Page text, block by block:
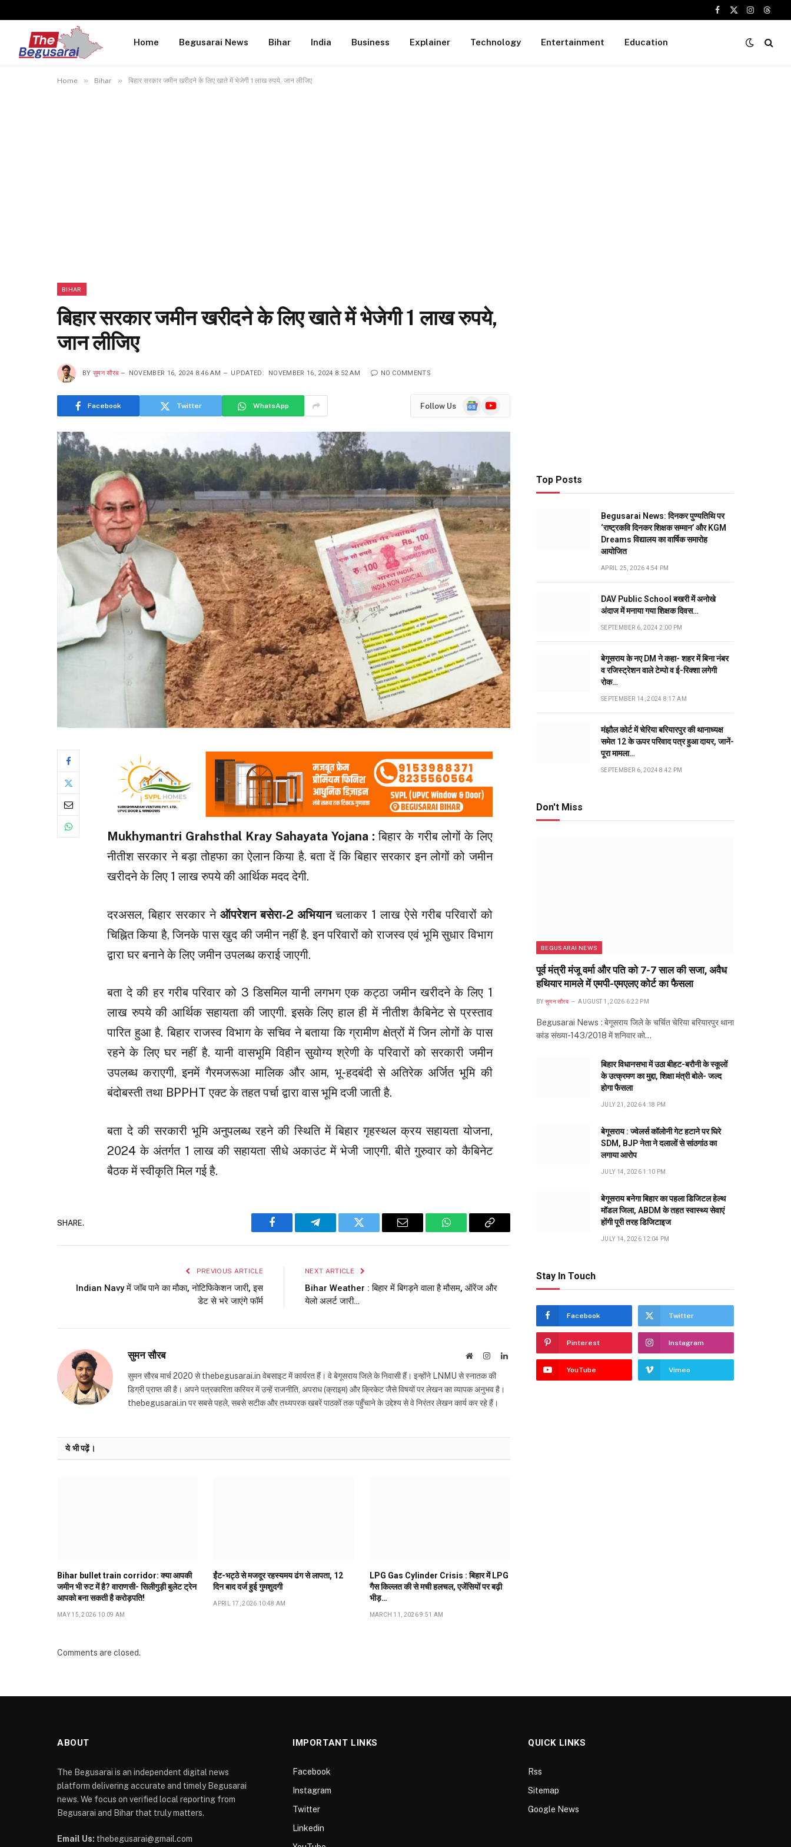
Facebook
X
Instagram
Home Begusarai News Bihar India Business Explainer Technology Entertainment Education
Home » Bihar » बिहार सरकार जमीन खरीदने के लिए खाते में भेजेगी 1 लाख रुपये, जान लीजिए
BIHAR
बिहार सरकार जमीन खरीदने के लिए खाते में भेजेगी 1 लाख रुपये,
जान लीजिए
BY सुमन सौरब NOVEMBER 16, 2024 8:46 AM UPDATED: NOVEMBER 16, 2024 8:52 AM NO COMMENTS
Facebook Twitter WhatsApp Follow Us
GoogleYouTube
Mukhymantri Grahsthal Kray Sahayata Yojana :बिहार के गरीब लोगों के लिए
नीतीश सरकार ने बड़ा तोहफा का ऐलान किया है. बता दें कि बिहार सरकार इन लोगों को जमीन
खरीदने के लिए 1 लाख रुपये की आर्थिक मदद देगी.
दरअसल, बिहार सरकार ने ऑपरेशन बसेरा-2 अभियानचलाकर 1 लाख ऐसे गरीब परिवारों को
चिह्नित किया है, जिनके पास खुद की जमीन नहीं है. इन परिवारों को राजस्व एवं भूमि सुधार विभाग
द्वारा घर बनाने के लिए जमीन उपलब्ध कराई जाएगी.
बता दे की हर गरीब परिवार को 3 डिसमिल यानी लगभग एक कट्ठा जमीन खरीदने के लिए 1
लाख रुपये की आर्थिक सहायता की जाएगी. इसके लिए हाल ही में नीतीश कैबिनेट से प्रस्ताव
पारित हुआ है. बिहार राजस्व विभाग के सचिव ने बताया कि ग्रामीण क्षेत्रों में जिन लोगों के पास
रहने के लिए घर नहीं है. यानी वासभूमि विहीन सुयोग्य श्रेणी के परिवारों को सरकारी जमीन
उपलब्ध कराएगी, इनमें गैरमजरूआ मालिक और आम, भू-हदबंदी से अतिरेक अर्जित भूमि की
बंदोबस्ती तथा BPPHT एक्ट के तहत पर्चा द्वारा वास भूमि दजी जाती है.
बता दे की सरकारी भूमि अनुपलब्ध रहने की स्थिति में बिहार गृहस्थल क्रय सहायता योजना,
2024 के अंतर्गत 1 लाख की सहायता सीधे अकाउंट में भेजी जाएगी. बीते गुरुवार को कैबिनेट
बैठक में स्वीकृति मिल गई है.
SHARE.
Facebook Telegram Twitter Email WhatsAppCopy
PREVIOUS ARTICLE
Indian Navy में जॉब पाने का मौका, नोटिफिकेशन जारी, इस
डेट से भरे जाएंगे फॉर्म
NEXT ARTICLE
Bihar Weather : बिहार में बिगड़ने वाला है मौसम, ऑरेंज और
येलो अलर्ट जारी…
सुमन सौरब WebsiteInstagramLinkedIn
सुमन सौरब मार्च 2020 से thebegusarai.in वेबसाइट में कार्यरत हैं। वे बेगूसराय जिले के निवासी हैं। इन्होंने LNMU से स्नातक की
डिग्री प्राप्त की है। अपने पत्रकारिता करियर में उन्हें राजनीति, अपराध (क्राइम) और क्रिकेट जैसे विषयों पर लेखन का व्यापक अनुभव है।
thebegusarai.in पर सबसे पहले, सबसे सटीक और तथ्यपरक खबरें पाठकों तक पहुँचाने के उद्देश्य से वे निरंतर लेखन कार्य कर रहे हैं।
ये भी पढ़ें।
Bihar bullet train corridor: क्या आपकी
जमीन भी रुट में है? वाराणसी- सिलीगुड़ी बुलेट ट्रेन
आपको बना सकती है करोड़पति!
MAY 15, 2026 10:09 AM
ईंट-भट्ठे से मजदूर रहस्यमय ढंग से लापता, 12
दिन बाद दर्ज हुई गुमशुदगी
APRIL 17, 2026 10:48 AM
LPG Gas Cylinder Crisis : बिहार में LPG
गैस किल्लत की से मची हलचल, एजेंसियों पर बढ़ी
भीड़…
MARCH 11, 2026 9:51 AM
Comments are closed.
Top Posts
Begusarai News: दिनकर पुण्यतिथि पर
‘राष्ट्रकवि दिनकर शिक्षक सम्मान’ और KGM
Dreams विद्यालय का वार्षिक समारोह
आयोजित
APRIL 25, 2026 4:54 PM
DAV Public School बखरी में अनोखे
अंदाज में मनाया गया शिक्षक दिवस…
SEPTEMBER 6, 2024 2:00 PM
बेगूसराय के नए DM ने कहा- शहर में बिना नंबर
व रजिस्ट्रेशन वाले टेम्पो व ई-रिक्शा लगेगी
रोक…
SEPTEMBER 14, 2024 8:17 AM
मंझौल कोर्ट में चेरिया बरियारपुर की थानाध्यक्ष
समेत 12 के ऊपर परिवाद पत्र हुआ दायर, जानें-
पूरा मामला…
SEPTEMBER 6, 2024 8:42 PM
Don't Miss
BEGUSARAI NEWS
पूर्व मंत्री मंजू वर्मा और पति को 7-7 साल की सजा, अवैध
हथियार मामले में एमपी-एमएलए कोर्ट का फैसला
BY सुमन सौरब AUGUST 1, 2026 6:22 PM
Begusarai News : बेगूसराय जिले के चर्चित चेरिया बरियारपुर थाना
कांड संख्या-143/2018 में शनिवार को…
बिहार विधानसभा में उठा बीहट-बरौनी के स्कूलों
के उत्क्रमण का मुद्दा, शिक्षा मंत्री बोले- जल्द
होगा फैसला
JULY 21, 2026 4:18 PM
बेगूसराय : ज्वेलर्स कॉलोनी गेट हटाने पर घिरे
SDM, BJP नेता ने दलालों से सांठगांठ का
लगाया आरोप
JULY 14, 2026 1:10 PM
बेगूसराय बनेगा बिहार का पहला डिजिटल हेल्थ
मॉडल जिला, ABDM के तहत स्वास्थ्य सेवाएं
होंगी पूरी तरह डिजिटाइज
JULY 14, 2026 12:04 PM
Stay In Touch
Facebook Twitter
Pinterest Instagram
YouTube Vimeo
ABOUT
The Begusarai is an independent digital news
platform delivering accurate and timely Begusarai
news. We focus on verified local reporting from
Begusarai and Bihar that truly matters.
Email Us: thebegusarai@gmail.com
IMPORTANT LINKS
Facebook
Instagram
Twitter
Linkedin
QUICK LINKS
Rss
Sitemap
Google News